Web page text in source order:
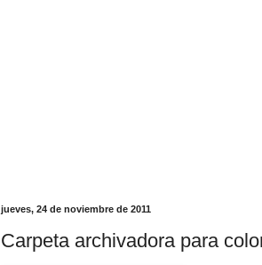
jueves, 24 de noviembre de 2011
Carpeta archivadora para